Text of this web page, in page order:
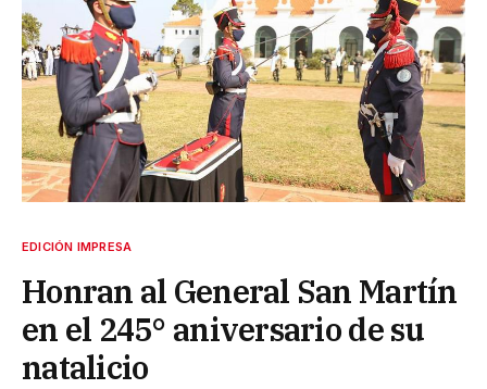
EDICIÓN IMPRESA
Honran al General San Martín
en el 245° aniversario de su
natalicio